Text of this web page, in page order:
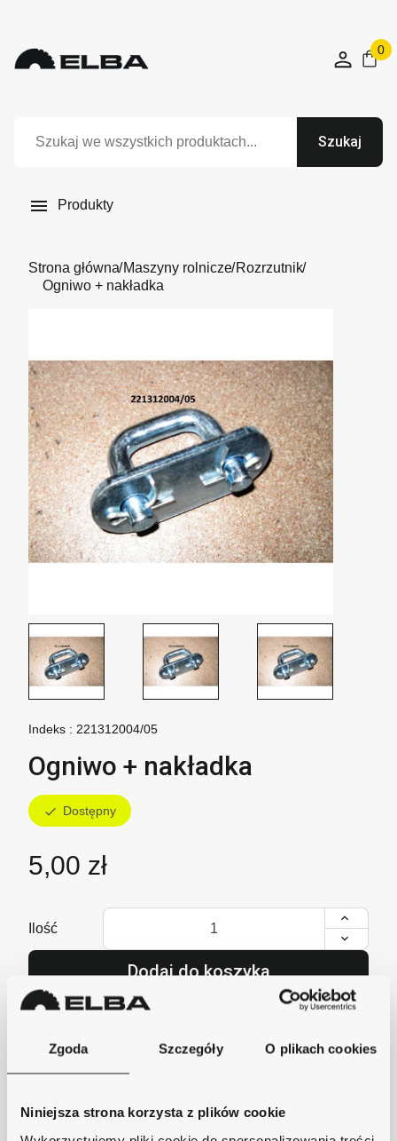
Zgoda Szczegóły O plikach cookies
Niniejsza strona korzysta z plików cookie
0
Szukaj
 Produkty
Strona główna Maszyny rolnicze Rozrzutnik
Ogniwo + nakładka
Indeks : 221312004/05
Ogniwo + nakładka
check Dostępny
5,00 zł
Ilość
Dodaj do koszyka
lub zadzwoń i zamów +48 62 733 86 11
Szybka wysyłka